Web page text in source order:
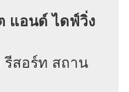
แอนด์ ไดฟ์วิ่ง
สอร์ท สถาน